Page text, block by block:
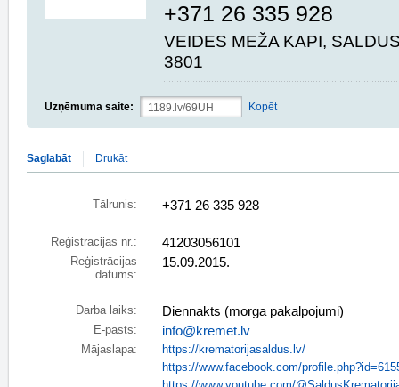
+371 26 335 928
VEIDES MEŽA KAPI,
3801
Uzņēmuma saite: Kopēt
Saglabāt Drukāt
Tālrunis: +371 26 335 928
Reģistrācijas nr.: 41203056101
Reģistrācijas
datums:
15.09.2015.
Darba laiks: Diennakts (morga pakalpojumi)
E-pasts: info@kremet.lv
Mājaslapa:
https://krematorijasaldus.lv/
https://www.facebook.com/